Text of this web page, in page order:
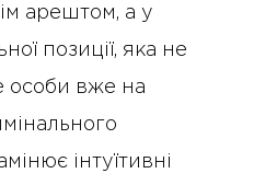
арештом, а у
позиції, яка не
особи вже на
інтуїтивні